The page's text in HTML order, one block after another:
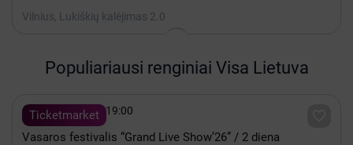
Vilnius, Lukiškių kalėjimas 2.0
Populiariausi renginiai Visa Lietuva
Ticketmarket
 Rugpjūtis 08 - 19:00
Vasaros festivalis “Grand Live Show’26” / 2 diena